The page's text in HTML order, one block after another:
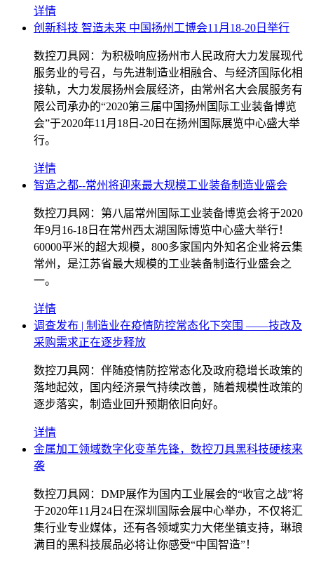
详情
创新科技 智造未来 中国扬州工博会11月18-20日举行
数控刀具网：为积极响应扬州市人民政府大力发展现代
服务业的号召，与先进制造业相融合、与经济国际化相
接轨，大力发展扬州会展经济，由常州名大会展服务有
限公司承办的“2020第三届中国扬州国际工业装备博览
会”于2020年11月18日-20日在扬州国际展览中心盛大举
行。
详情
智造之都--常州将迎来最大规模工业装备制造业盛会
数控刀具网：第八届常州国际工业装备博览会将于2020
年9月16-18日在常州西太湖国际博览中心盛大举行！
60000平米的超大规模，800多家国内外知名企业将云集
常州，是江苏省最大规模的工业装备制造行业盛会之
一。
详情
调查发布 | 制造业在疫情防控常态化下突围 ——技改及
采购需求正在逐步释放
数控刀具网：伴随疫情防控常态化及政府稳增长政策的
落地起效，国内经济景气持续改善，随着规模性政策的
逐步落实，制造业回升预期依旧向好。
详情
金属加工领域数字化变革先锋，数控刀具黑科技硬核来
袭
数控刀具网：DMP展作为国内工业展会的“收官之战”将
于2020年11月24日在深圳国际会展中心举办，不仅将汇
集行业专业媒体，还有各领域实力大佬坐镇支持，琳琅
满目的黑科技展品必将让你感受“中国智造”！